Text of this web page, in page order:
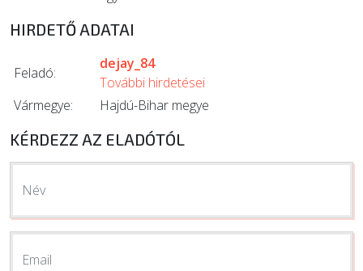
HIRDETŐ ADATAI
Feladó:
dejay_84
További hirdetései
Vármegye:
Hajdú-Bihar megye
KÉRDEZZ AZ ELADÓTÓL
Név
Email